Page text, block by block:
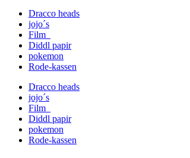
Dracco heads
jojo´s
Film
Diddl papir
pokemon
Rode-kassen
Dracco heads
jojo´s
Film
Diddl papir
pokemon
Rode-kassen